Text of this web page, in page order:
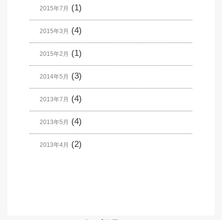
2015年7月 (1)
2015年3月 (4)
2015年2月 (1)
2014年5月 (3)
2013年7月 (4)
2013年5月 (4)
2013年4月 (2)